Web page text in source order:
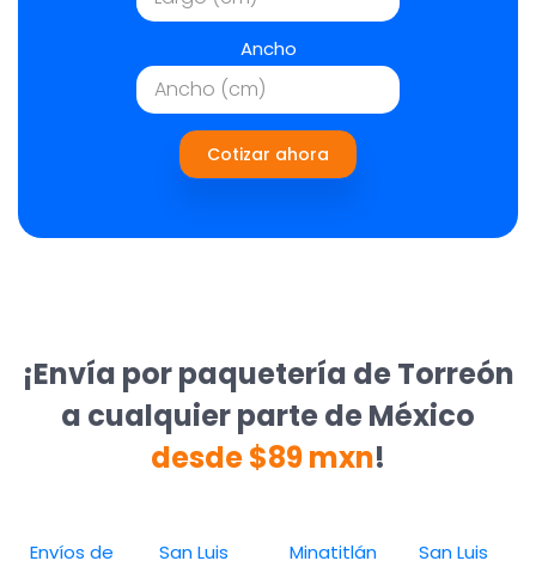
Ancho
Cotizar ahora
¡Envía por paquetería de Torreón
a cualquier parte de México
desde $89 mxn!
Envíos de
San Luis
Minatitlán
San Luis